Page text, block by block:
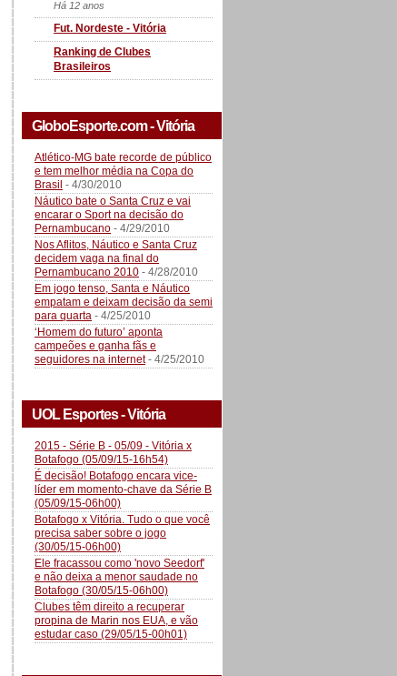
Há 12 anos
Fut. Nordeste - Vitória
Ranking de Clubes
Brasileiros
GloboEsporte.com - Vitória
Atlético-MG bate recorde de público
e tem melhor média na Copa do
Brasil - 4/30/2010
Náutico bate o Santa Cruz e vai
encarar o Sport na decisão do
Pernambucano - 4/29/2010
Nos Aflitos, Náutico e Santa Cruz
decidem vaga na final do
Pernambucano 2010 - 4/28/2010
Em jogo tenso, Santa e Náutico
empatam e deixam decisão da semi
para quarta - 4/25/2010
‘Homem do futuro’ aponta
campeões e ganha fãs e
seguidores na internet- 4/25/2010
UOL Esportes - Vitória
2015 - Série B - 05/09 - Vitória x
Botafogo (05/09/15-16h54)
É decisão! Botafogo encara vice-
líder em momento-chave da Série B
(05/09/15-06h00)
Botafogo x Vitória. Tudo o que você
precisa saber sobre o jogo
(30/05/15-06h00)
Ele fracassou como 'novo Seedorf'
e não deixa a menor saudade no
Botafogo (30/05/15-06h00)
Clubes têm direito a recuperar
propina de Marin nos EUA, e vão
estudar caso (29/05/15-00h01)